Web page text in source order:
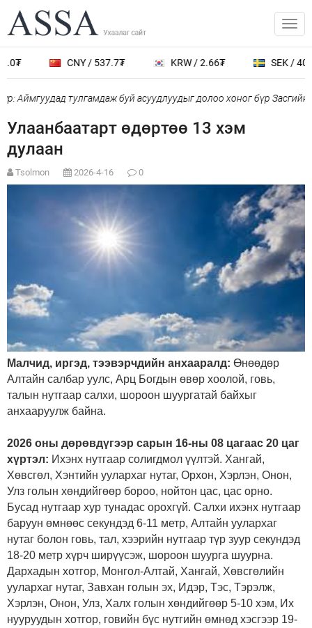
CNY / 537.7₮ KRW / 2.66₮ SEK /
Аймгуудад тулгамдаж буй асуудлуудыг долоо хоног бүр Засгийн
Улаанбаатарт өдөртөө 13 хэм
дулаан
Tsolmon 2026-4-16 0
Малчид, иргэд, тээвэрчдийн анхааралд: Өнөөдөр
Алтайн салбар уулс, Арц Богдын өвөр хоолой, говь,
талын нутгаар салхи, шороон шуургатай байхыг
анхааруулж байна.
2026 оны дөрөвдүгээр сарын 16-ны 08 цагаас 20 цаг
хүртэл: Ихэнх нутгаар солигдмол үүлтэй. Хангай,
Хөвсгөл, Хэнтийн уулархаг нутаг, Орхон, Хэрлэн, Онон,
Улз голын хөндийгөөр бороо, нойтон цас, цас орно.
Бусад нутгаар хур тунадас орохгүй. Салхи ихэнх нутгаар
баруун өмнөөс секундэд 6-11 метр, Алтайн уулархаг
нутаг болон говь, тал, хээрийн нутгаар түр зуур секундэд
18-20 метр хүрч ширүүсэж, шороон шуурга шуурна.
Дархадын хотгор, Монгол-Алтай, Хангай, Хөвсгөлийн
уулархаг нутаг, Завхан голын эх, Идэр, Тэс, Тэрэлж,
Хэрлэн, Онон, Улз, Халх голын хөндийгөөр 5-10 хэм, Их
нууруудын хотгор, говийн бүс нутгийн өмнөд хэсгээр 19-